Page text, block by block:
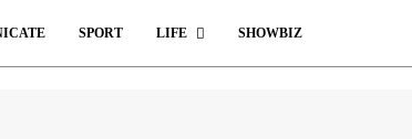
SPORT LIFE SHOWBIZ